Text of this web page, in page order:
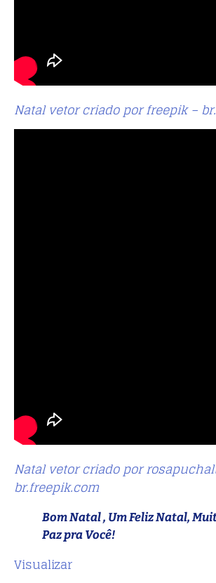
Natal vetor criado por freepik –
Natal vetor criado por
br.freepik.com
Bom Natal , Um Feliz Natal,
Paz pra Você!
Visualizar